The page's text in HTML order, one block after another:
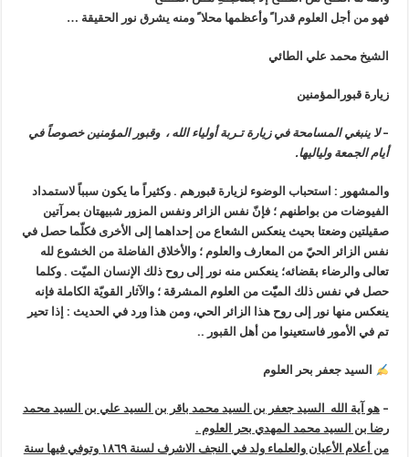
فهو من أجل العلوم قدرا ً وأعظمها محلا ً ومنه يشرق نور الحقيقة …
الشيخ محمد علي الطائي
زيارة قبورالمؤمنين
–لا ينبغي المسامحة في زيارة تـربة أولياء الله ، وقبور المؤمنين خصوصاً في
أيام الجمعة ولياليها.
والمشهور : استحباب الوضوء لزيارة قبورهم . وكثيراً ما يكون سبباً لاستمداد
الفيوضات من بواطنهم ؛ فإنّ نفس الزائر ونفس المزور شبيهتان بمرآتين
صقيلتين وضعتا بحيث ينعكس الشعاع من إحداهما إلى الأخرى فكلّما حصل في
نفس الزائر الحيّ من المعارف والعلوم ؛ والأخلاق الفاضلة من الخشوع لله
تعالى والرضاء بقضائه؛ ينعكس منه نور إلى روح ذلك الإنسان الميّت . وكلما
حصل في نفس ذلك الميّّت من العلوم المشرقة ؛ والآثار القويّة الكاملة فإنه
ينعكس منها نور إلى روح هذا الزائر الحي، ومن هذا ورد في الحديث : إذا تحير
تم في الأمور فاستعينوا من أهل القبور ..
السيد جعفر بحر العلوم
–هو آية الله السيد جعفر بن السيد محمد باقر بن السيد علي بن السيد محمد
رضا بن السيد محمد المهدي بحر العلوم .
من أعلام الأعيان والعلماء ولد في النجف الاشرف لسنة ١٨٦٩ وتوفي فيها سنة